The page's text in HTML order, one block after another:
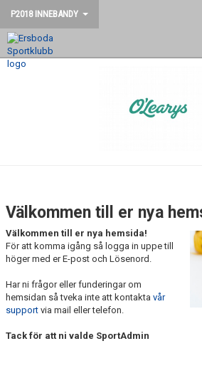
P2018 INNEBANDY
HEM
DOKUMENT
KONTAKT
Välkommen till er nya
Välkommen till er nya hemsida!
För att komma igång så logga in uppe till
höger med er E-post och Lösenord.
Har ni frågor eller funderingar om
hemsidan så tveka inte att kontakta vår
support via mail eller telefon.
Tack för att ni valde SportAdmin